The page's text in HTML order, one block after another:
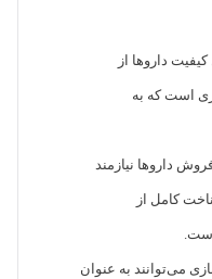
کیفیت داروها از
است که به
داروها نیازمند
کامل از
است.
می‌توانند به عنوان